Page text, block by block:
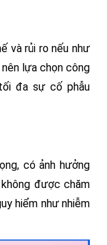
và rủi ro nếu như
lựa chọn công
đa sự cố phẫu
có ảnh hưởng
được chăm
hiểm như nhiễm